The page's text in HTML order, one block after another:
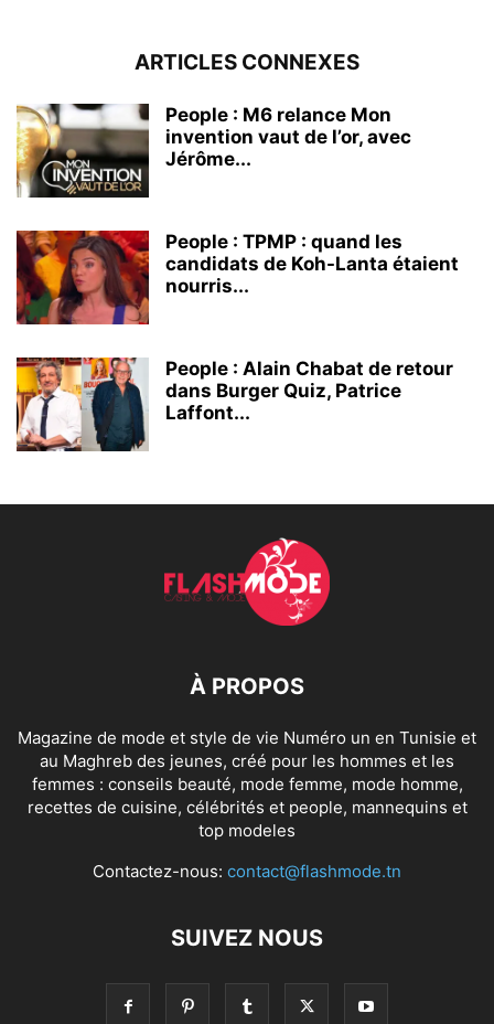
ARTICLES CONNEXES
People : M6 relance Mon
invention vaut de l’or, avec
Jérôme...
People : TPMP : quand les
candidats de Koh-Lanta étaient
nourris...
People : Alain Chabat de retour
dans Burger Quiz, Patrice
Laffont...
À PROPOS
Magazine de mode et style de vie Numéro un en Tunisie et
au Maghreb des jeunes, créé pour les hommes et les
femmes : conseils beauté, mode femme, mode homme,
recettes de cuisine, célébrités et people, mannequins et
top modeles
Contactez-nous: contact@flashmode.tn
SUIVEZ NOUS